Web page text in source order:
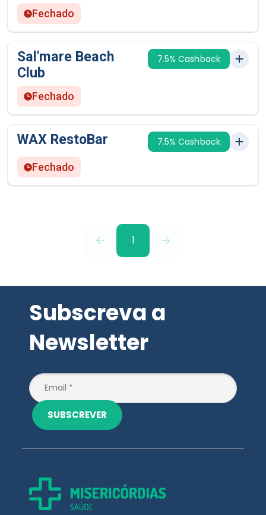
Fechado
Sal'mare Beach
Club
7.5% Cashback
Fechado
WAX RestoBar 7.5% Cashback
Fechado
1
Subscreva a
Newsletter
SUBSCREVER